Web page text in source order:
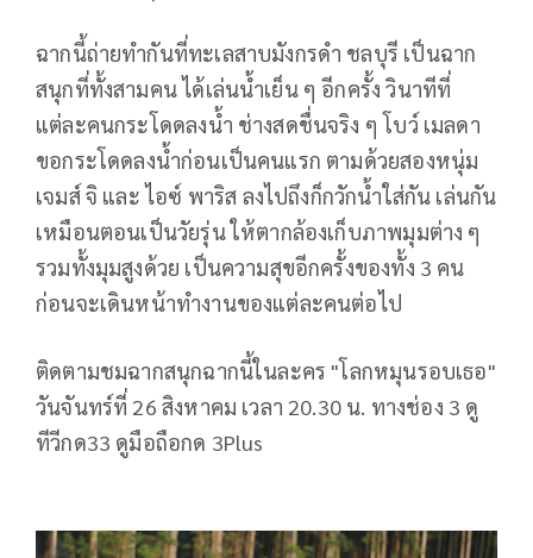
ฉากนี้ถ่ายทำกันที่ทะเลสาบมังกรดำ ชลบุรี เป็นฉาก
สนุกที่ทั้งสามคน ได้เล่นน้ำเย็น ๆ อีกครั้ง วินาทีที่
แต่ละคนกระโดดลงน้ำ ช่างสดชื่นจริง ๆ โบว์ เมลดา
ขอกระโดดลงน้ำก่อนเป็นคนแรก ตามด้วยสองหนุ่ม
เจมส์ จิ และ ไอซ์ พาริส ลงไปถึงก็กวักน้ำใส่กัน เล่นกัน
เหมือนตอนเป็นวัยรุ่น ให้ตากล้องเก็บภาพมุมต่าง ๆ
รวมทั้งมุมสูงด้วย เป็นความสุขอีกครั้งของทั้ง 3 คน
ก่อนจะเดินหน้าทำงานของแต่ละคนต่อไป
ติดตามชมฉากสนุกฉากนี้ในละคร "โลกหมุนรอบเธอ"
วันจันทร์ที่ 26 สิงหาคม เวลา 20.30 น. ทางช่อง 3 ดู
ทีวีกด33 ดูมือถือกด 3Plus